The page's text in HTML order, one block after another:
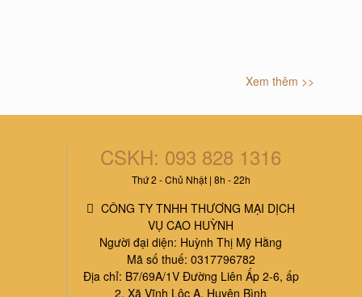
Xem thêm >>
CSKH: 093 828 1316
Thứ 2 - Chủ Nhật | 8h - 22h
CÔNG TY TNHH THƯƠNG MẠI DỊCH
VỤ CAO HUỲNH
Người đại diện: Huỳnh Thị Mỹ Hằng
Mã số thuế: 0317796782
Địa chỉ: B7/69A/1V Đường Liên Ấp 2-6, ấp
2, Xã Vĩnh Lộc A, Huyện Bình